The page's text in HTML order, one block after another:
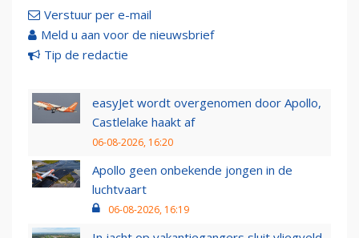
Verstuur per e-mail
Meld u aan voor de nieuwsbrief
Tip de redactie
easyJet wordt overgenomen door Apollo,
Castlelake haakt af
06-08-2026, 16:20
Apollo geen onbekende jongen in de
luchtvaart
06-08-2026, 16:19